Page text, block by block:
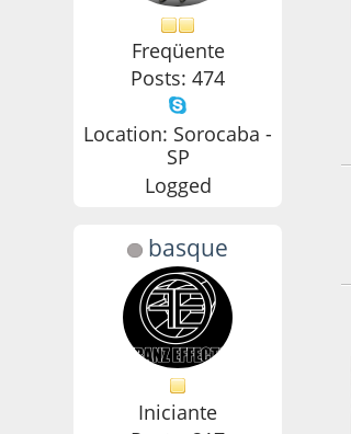
Freqüente
Posts: 474
Location: Sorocaba -
SP
Logged
basque
Iniciante